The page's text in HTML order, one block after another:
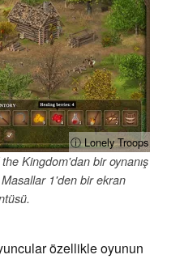
ⓘ Lonely Troops
Kingdom'dan bir oynanış
1'den bir ekran
özellikle oyunun